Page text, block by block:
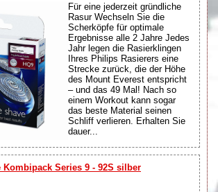
Für eine jederzeit gründliche
Rasur Wechseln Sie die
Scherköpfe für optimale
Ergebnisse alle 2 Jahre Jedes
Jahr legen die Rasierklingen
Ihres Philips Rasierers eine
Strecke zurück, die der Höhe
des Mount Everest entspricht
– und das 49 Mal! Nach so
einem Workout kann sogar
das beste Material seinen
Schliff verlieren. Erhalten Sie
dauer...
Kombipack Series 9 - 92S silber